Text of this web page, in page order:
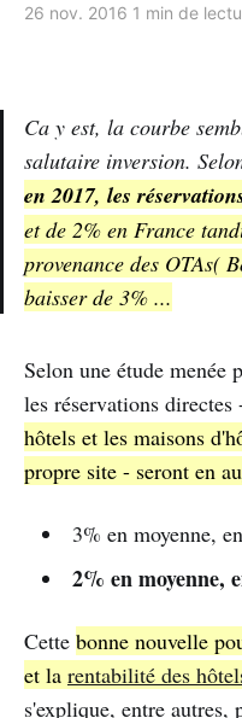
26 nov. 2016 1 min de
Ca y est, la courbe
salutaire inversion.
en 2017, les
et de 2% en France
provenance des OTAs(
baisser de 3% ...
Selon une étude menée
les réservations
hôtels et les maisons
propre site - seront en
3% en moyenne,
2% en moyenne,
Cette bonne nouvelle
et la rentabilité des
s'explique, entre autres,